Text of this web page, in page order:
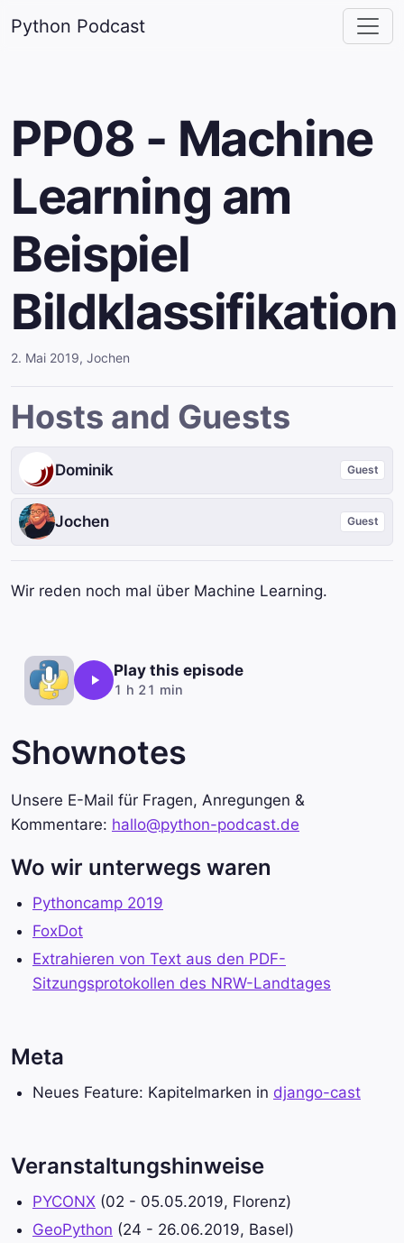
Python Podcast
PP08 - Machine
Learning am
Beispiel
Bildklassifikation
2. Mai 2019, Jochen
Hosts and Guests
Dominik Guest
Jochen Guest
Wir reden noch mal über Machine Learning.
Play this episode
1 h 21 min
Shownotes
Unsere E-Mail für Fragen, Anregungen &
Kommentare: hallo@python-podcast.de
Wo wir unterwegs waren
Pythoncamp 2019
FoxDot
Extrahieren von Text aus den PDF-
Sitzungsprotokollen des NRW-Landtages
Meta
Neues Feature: Kapitelmarken in django-cast
Veranstaltungshinweise
PYCONX (02 - 05.05.2019, Florenz)
GeoPython (24 - 26.06.2019, Basel)